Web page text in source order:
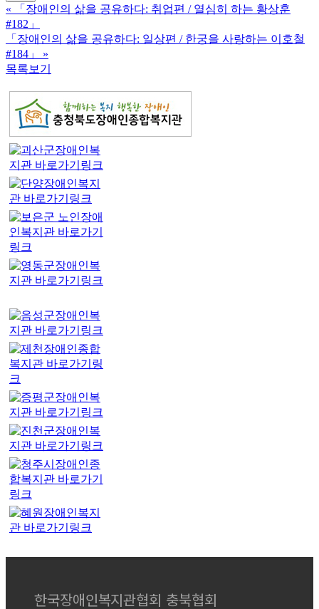
«
「장애인의 삶을 공유하다: 취업편 / 열심히 하는 황상훈
#182」
「장애인의 삶을 공유하다: 일상편 / 한궁을 사랑하는 이호철
#184」
»
목록보기
한국장애인복지관협회 충북협회